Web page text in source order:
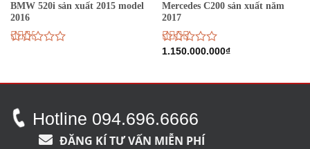
BMW 520i sản xuất 2015 model
2016
2.19
sao
Mercedes C200 sản xuất năm
2017
Được
2.51
1.150.000.000₫
Hotline 094.696.6666
ĐĂNG KÍ TƯ VẤN MIỄN PHÍ